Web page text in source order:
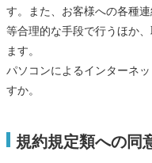
す。また、お客様への各種
等合理的な手段で行うほか
ます。
パソコンによるインターネ
すか。
規約規定類への同